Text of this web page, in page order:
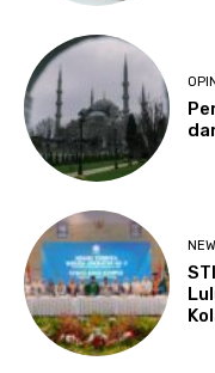
OPINI